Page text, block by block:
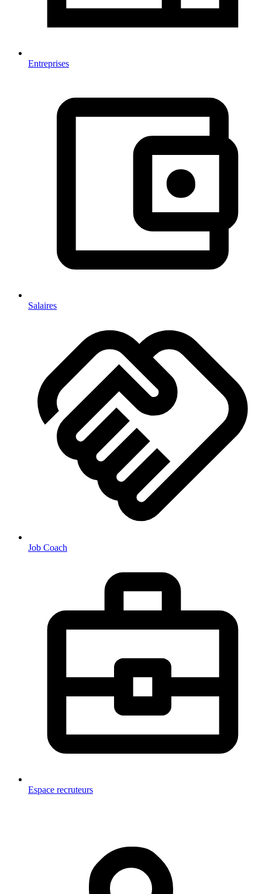
Entreprises
Salaires
Job Coach
Espace recruteurs